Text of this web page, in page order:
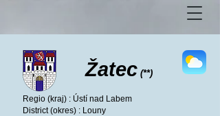
Žatec (**)
Regio (kraj) : Ústí nad Labem
District (okres) : Louny